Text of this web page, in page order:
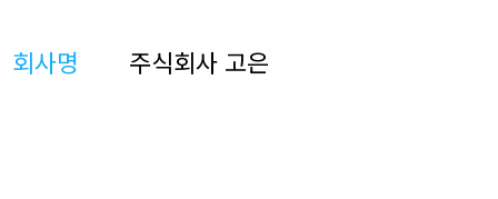
회사명 주식회사 고은